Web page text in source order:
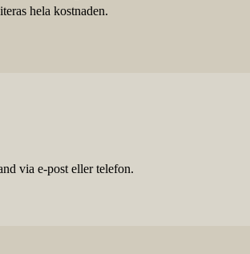
hela kostnaden.
via e-post eller telefon.